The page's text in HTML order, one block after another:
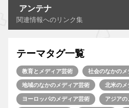
アンテナ
関連情報へのリンク集
テーマタグ一覧
教育とメディア芸術 社会のなかのメ
地域のなかのメディア芸術 北米のメ
ヨーロッパのメディア芸術 アジア